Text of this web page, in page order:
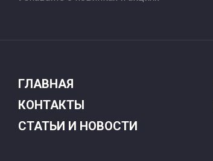
ГЛАВНАЯ
КОНТАКТЫ
СТАТЬИ И НОВОСТИ